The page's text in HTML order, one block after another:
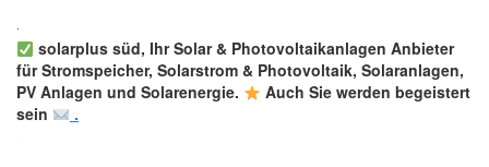
solarplus süd, Ihr Solar & Photovoltaikanlagen Anbieter
für Stromspeicher, Solarstrom & Photovoltaik, Solaranlagen,
PV Anlagen und Solarenergie.
Auch Sie werden begeistert
sein
.